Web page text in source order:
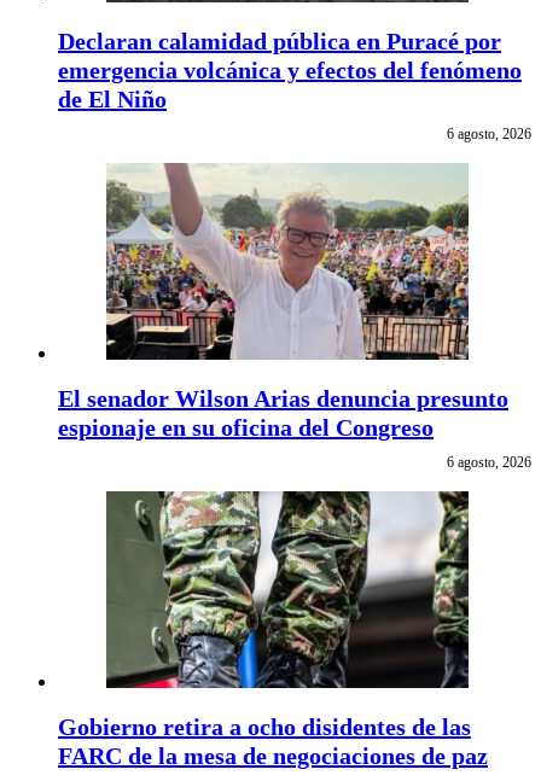
Declaran calamidad pública en Puracé por
emergencia volcánica y efectos del fenómeno
de El Niño
6 agosto, 2026
El senador Wilson Arias denuncia presunto
espionaje en su oficina del Congreso
6 agosto, 2026
Gobierno retira a ocho disidentes de las
FARC de la mesa de negociaciones de paz